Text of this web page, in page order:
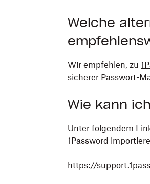
Welche
Wir empfehlen, zu
sicherer Passwort-
Wie kann
Unter folgendem
1Password
https://